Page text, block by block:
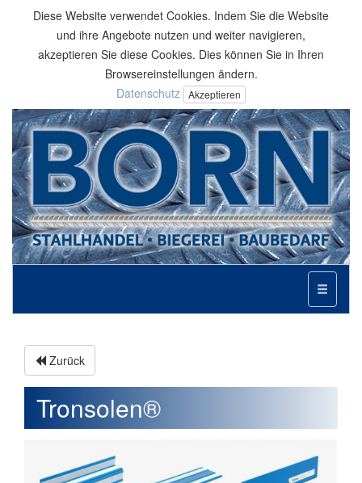
Diese Website verwendet Cookies. Indem Sie die Website
und ihre Angebote nutzen und weiter navigieren,
akzeptieren Sie diese Cookies. Dies können Sie in Ihren
Browsereinstellungen ändern.
Datenschutz Akzeptieren
Toggle
Zurück
Tronsolen®